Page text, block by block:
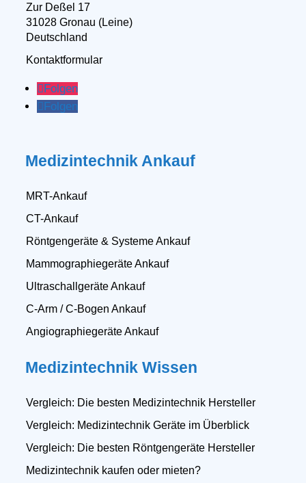
Zur Deßel 17
31028 Gronau (Leine)
Deutschland
Kontaktformular
Folgen
Folgen
Medizintechnik Ankauf
MRT-Ankauf
CT-Ankauf
Röntgengeräte & Systeme Ankauf
Mammographiegeräte Ankauf
Ultraschallgeräte Ankauf
C-Arm / C-Bogen Ankauf
Angiographiegeräte Ankauf
Medizintechnik Wissen
Vergleich: Die besten Medizintechnik Hersteller
Vergleich: Medizintechnik Geräte im Überblick
Vergleich: Die besten Röntgengeräte Hersteller
Medizintechnik kaufen oder mieten?